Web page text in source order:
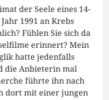
der Seele eines 14-
1991 an Krebs
Fühlen Sie sich da
erinnert? Mein
hatte jedenfalls
die Anbieterin mal
führte ihn nach
dort mit einer jungen